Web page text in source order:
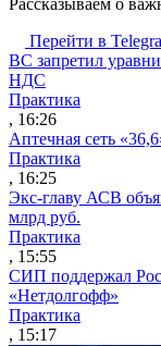
Рассказываем о
Перейти в
ВС запретил
НДС
Практика
, 16:26
Аптечная сеть
Практика
, 16:25
Экс-главу АСВ
млрд руб.
Практика
, 15:55
СИП поддержал
«Нетдолгофф»
Практика
, 15:17